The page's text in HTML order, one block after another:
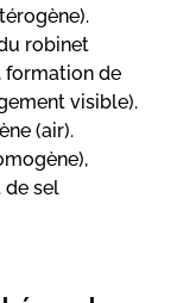
robinet
formation de
visible).
(air).
de sel